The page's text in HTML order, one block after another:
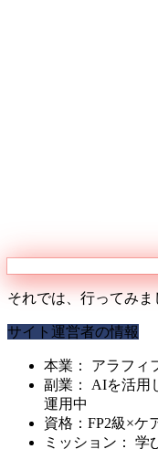
それでは、行ってみま
サイト運営者の情報
本業： アラフィ
副業： AIを活用
運用中
資格：FP2級×ケ
ミッション： 学